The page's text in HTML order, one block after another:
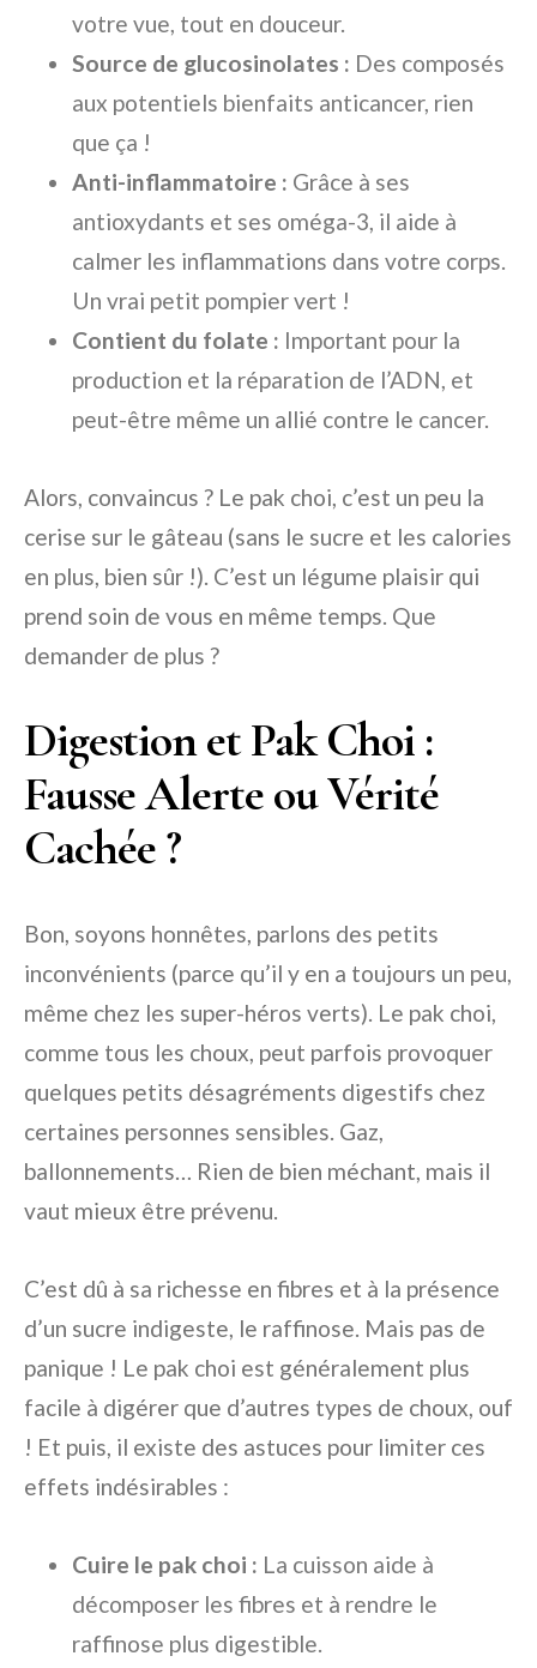
votre vue, tout en douceur.
Source de glucosinolates : Des composés
aux potentiels bienfaits anticancer, rien
que ça !
Anti-inflammatoire : Grâce à ses
antioxydants et ses oméga-3, il aide à
calmer les inflammations dans votre corps.
Un vrai petit pompier vert !
Contient du folate : Important pour la
production et la réparation de l’ADN, et
peut-être même un allié contre le cancer.
Alors, convaincus ? Le pak choi, c’est un peu la
cerise sur le gâteau (sans le sucre et les calories
en plus, bien sûr !). C’est un légume plaisir qui
prend soin de vous en même temps. Que
demander de plus ?
Digestion et Pak Choi :
Fausse Alerte ou Vérité
Cachée ?
Bon, soyons honnêtes, parlons des petits
inconvénients (parce qu’il y en a toujours un peu,
même chez les super-héros verts). Le pak choi,
comme tous les choux, peut parfois provoquer
quelques petits désagréments digestifs chez
certaines personnes sensibles. Gaz,
ballonnements… Rien de bien méchant, mais il
vaut mieux être prévenu.
C’est dû à sa richesse en fibres et à la présence
d’un sucre indigeste, le raffinose. Mais pas de
panique ! Le pak choi est généralement plus
facile à digérer que d’autres types de choux, ouf
! Et puis, il existe des astuces pour limiter ces
effets indésirables :
Cuire le pak choi : La cuisson aide à
décomposer les fibres et à rendre le
raffinose plus digestible.